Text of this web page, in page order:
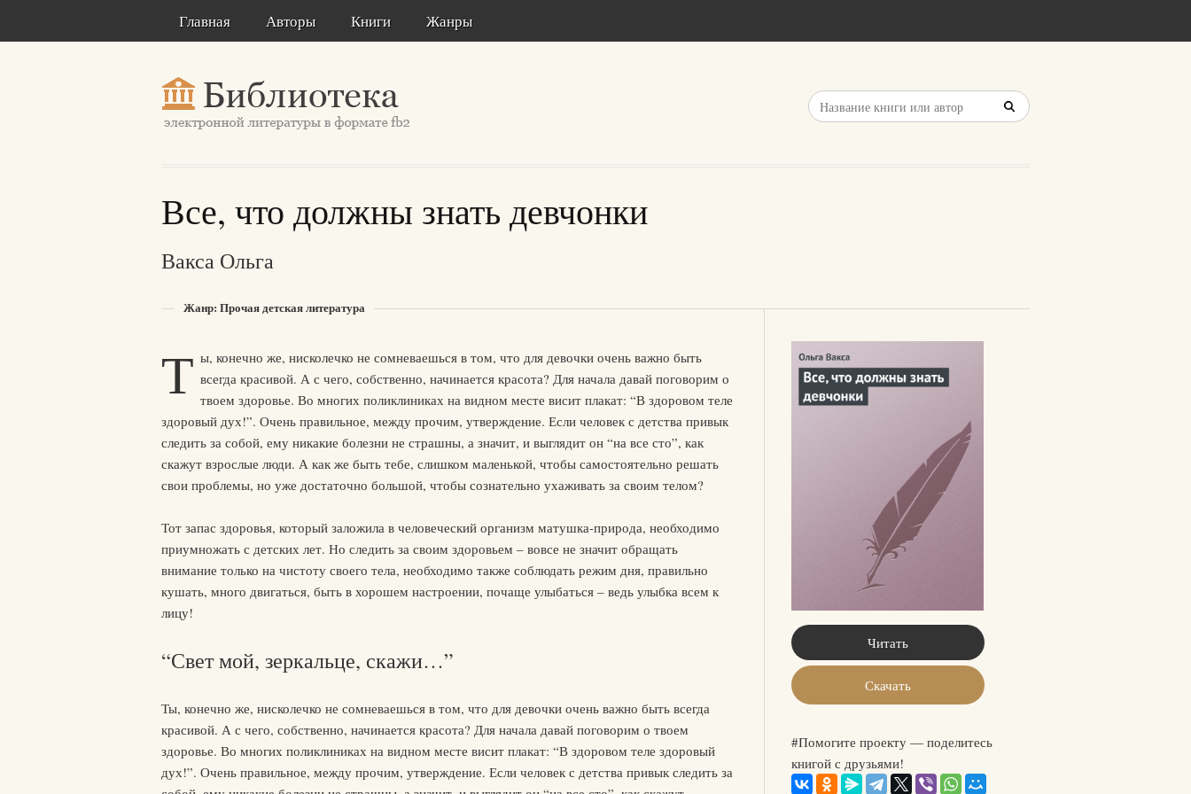
Главная Авторы Книги Жанры
Все, что должны знать девчонки
Вакса Ольга
Жанр: Прочая детская литература
Т ы, конечно же, нисколечко не сомневаешься в том, что для девочки очень важно быть
всегда красивой. А с чего, собственно, начинается красота? Для начала давай поговорим о
твоем здоровье. Во многих поликлиниках на видном месте висит плакат: “В здоровом теле
здоровый дух!”. Очень правильное, между прочим, утверждение. Если человек с детства привык
следить за собой, ему никакие болезни не страшны, а значит, и выглядит он “на все сто”, как
скажут взрослые люди. А как же быть тебе, слишком маленькой, чтобы самостоятельно решать
свои проблемы, но уже достаточно большой, чтобы сознательно ухаживать за своим телом?
Тот запас здоровья, который заложила в человеческий организм матушка-природа, необходимо
приумножать с детских лет. Но следить за своим здоровьем – вовсе не значит обращать
внимание только на чистоту своего тела, необходимо также соблюдать режим дня, правильно
кушать, много двигаться, быть в хорошем настроении, почаще улыбаться – ведь улыбка всем к
лицу!
“Свет мой, зеркальце, скажи…”
Ты, конечно же, нисколечко не сомневаешься в том, что для девочки очень важно быть всегда
красивой. А с чего, собственно, начинается красота? Для начала давай поговорим о твоем
здоровье. Во многих поликлиниках на видном месте висит плакат: “В здоровом теле здоровый
дух!”. Очень правильное, между прочим, утверждение. Если человек с детства привык следить за
Читать
Скачать
#Помогите проекту — поделитесь
книгой с друзьями!